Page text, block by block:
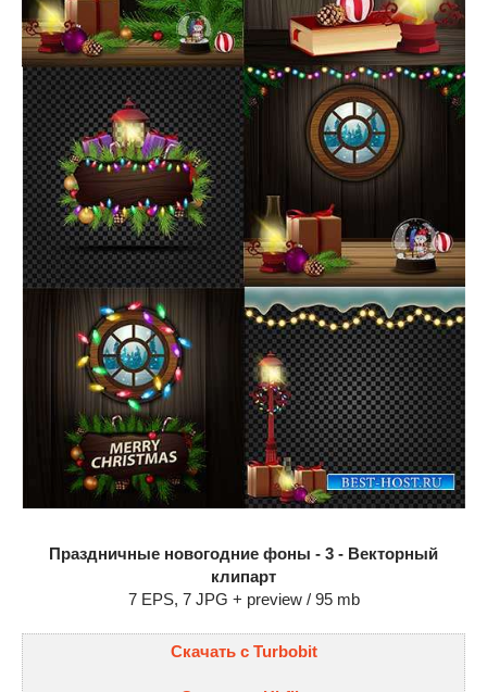
Праздничные новогодние фоны - 3 - Векторный
клипарт
7 EPS, 7 JPG + preview / 95 mb
Скачать с Turbobit